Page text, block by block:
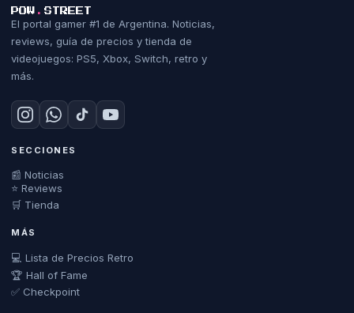
POW . STREET
El portal gamer #1 de Argentina. Noticias,
reviews, guía de precios y tienda de
videojuegos: PS5, Xbox, Switch, retro y
más.
SECCIONES
📰 Noticias
⭐ Reviews
🛒 Tienda
MÁS
💻 Lista de Precios Retro
🏆 Hall of Fame
✅ Checkpoint